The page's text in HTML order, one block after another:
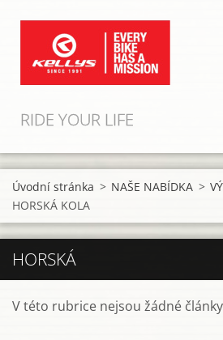
RIDE YOUR LIFE
Úvodní stránka > NAŠE NABÍDKA >
HORSKÁ KOLA
HORSKÁ
V této rubrice nejsou žádné